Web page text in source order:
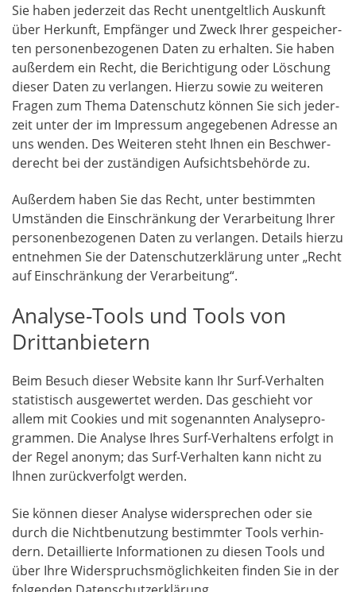
Sie haben jeder­zeit das Recht unent­gelt­lich Aus­kunft
über Her­kunft, Emp­fän­ger und Zweck Ihrer gespei­cher­
ten per­so­nen­be­zo­ge­nen Daten zu erhal­ten. Sie haben
außer­dem ein Recht, die Berich­ti­gung oder Löschung
die­ser Daten zu ver­lan­gen. Hier­zu sowie zu wei­te­ren
Fra­gen zum The­ma Daten­schutz kön­nen Sie sich jeder­
zeit unter der im Impres­sum ange­ge­be­nen Adres­se an
uns wen­den. Des Wei­te­ren steht Ihnen ein Beschwer­
de­recht bei der zustän­di­gen Auf­sichts­be­hör­de zu.
Außer­dem haben Sie das Recht, unter bestimm­ten
Umstän­den die Ein­schrän­kung der Ver­ar­bei­tung Ihrer
per­so­nen­be­zo­ge­nen Daten zu ver­lan­gen. Details hier­zu
ent­neh­men Sie der Daten­schutz­er­klä­rung unter „Recht
auf Ein­schrän­kung der Verarbeitung“.
Analyse-Tools und Tools von
Drittanbietern
Beim Besuch die­ser Web­site kann Ihr Surf-Ver­hal­ten
sta­tis­tisch aus­ge­wer­tet wer­den. Das geschieht vor
allem mit Coo­kies und mit soge­nann­ten Ana­ly­se­pro­
gram­men. Die Ana­ly­se Ihres Surf-Ver­hal­tens erfolgt in
der Regel anonym; das Surf-Ver­hal­ten kann nicht zu
Ihnen zurück­ver­folgt werden.
Sie kön­nen die­ser Ana­ly­se wider­spre­chen oder sie
durch die Nicht­be­nut­zung bestimm­ter Tools ver­hin­
dern. Detail­lier­te Infor­ma­tio­nen zu die­sen Tools und
über Ihre Wider­spruchs­mög­lich­kei­ten fin­den Sie in der